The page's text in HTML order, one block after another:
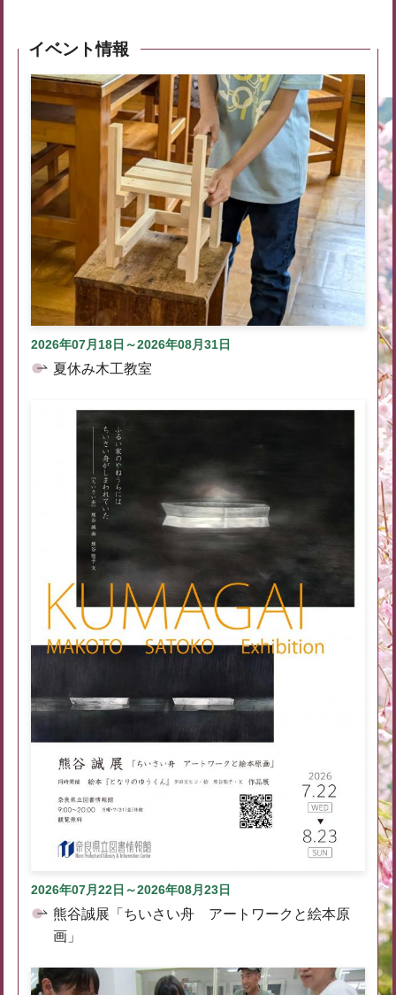
イベント情報
2026年07月18日～2026年08月31日
夏休み木工教室
2026年07月22日～2026年08月23日
熊谷誠展「ちいさい舟 アートワークと絵本原
画」